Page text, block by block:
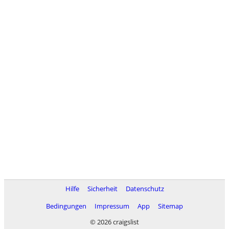
Hilfe Sicherheit
Datenschutz
Bedingungen
Impressum App
Sitemap
© 2026 craigslist